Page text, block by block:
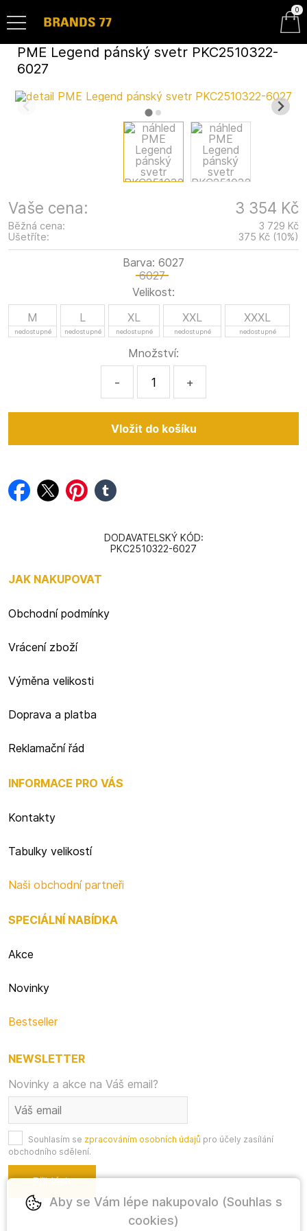
PME Legend pánský svetr PKC2510322-
6027
Vaše cena: 3 354 Kč
Běžná cena:
3 729 Kč
Ušetříte:
375 Kč (10%)
Barva: 6027
6027
Velikost:
M
nedostupné
L
nedostupné
XL
nedostupné
XXL
nedostupné
XXXL
nedostupné
Množství:
- +
facebook
twitterpinterest
tumblr
DODAVATELSKÝ KÓD:
PKC2510322-6027
0
JAK NAKUPOVAT
Obchodní podmínky
Vrácení zboží
Výměna velikosti
Doprava a platba
Reklamační řád
INFORMACE PRO VÁS
Kontakty
Tabulky velikostí
Naši obchodní partneři
SPECIÁLNÍ NABÍDKA
Akce
Novinky
Bestseller
NEWSLETTER
Novinky a akce na Váš email?
Souhlasím se zpracováním osobních údajů pro účely zasílání
obchodního sdělení.
Aby se Vám lépe nakupovalo (Souhlas s
cookies)